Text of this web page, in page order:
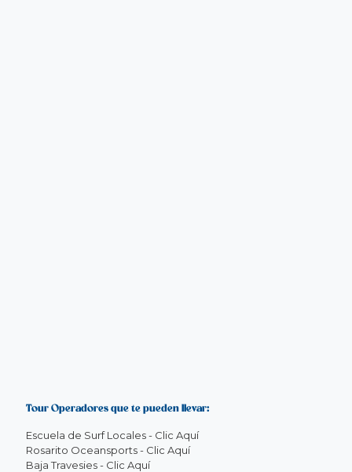
Tour Operadores que te pueden llevar:
Escuela de Surf Locales - Clic Aquí
Rosarito Oceansports - Clic Aquí
Baja Travesies - Clic Aquí